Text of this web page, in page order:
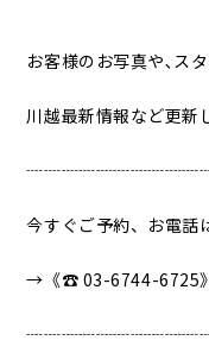
お客様のお写真や､ス
川越最新情報など更新
今すぐご予約、お電話
→《☎︎ 03-6744-6725》